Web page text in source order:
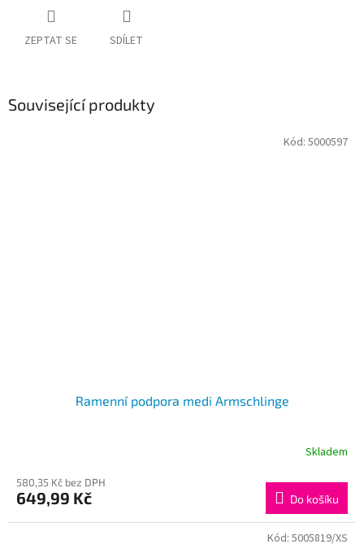
ZEPTAT SE SDÍLET
Související produkty
Ramenní podpora medi Armschlinge
Skladem
580,35 Kč bez DPH
649,99 Kč Do košíku
Kód: 5000597
Kód: 5005819/XS